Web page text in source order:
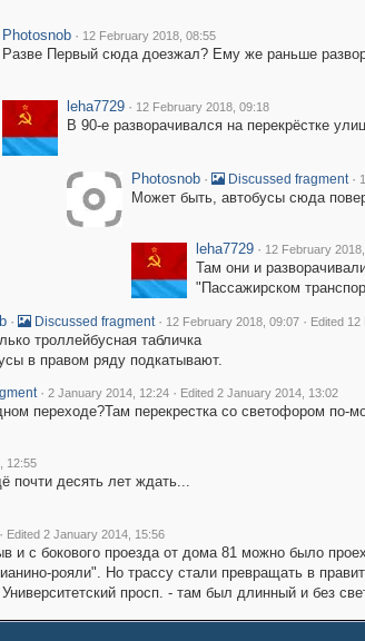
Photosnob · 12 February 2018, 08:55
Разве Первый сюда доезжал? Ему же раньше
leha7729 · 12 February 2018, 09:18
В 90-е разворачивался на перекрёстке
Photosnob · Discussed fragment ·
Может быть, автобусы сюда
leha7729 · 12 February
Там они и
"Пассажирском
· Discussed fragment · 12 February 2018, 09:07 · Edited
троллейбусная табличка
в правом ряду подкатывают.
· 2 January 2014, 12:24 · Edited 2 January 2014, 13:02
переходе?Там перекрестка со светофором по-
12:55
почти десять лет ждать...
· Edited 2 January 2014, 15:56
и с бокового проезда от дома 81 можно было
рояли". Но трассу стали превращать в
просп. - там был длинный и без